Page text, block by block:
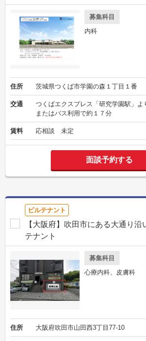
募集科目
内科
住所 茨城県つくば市学園の森１丁目１番
交通
つくばエクスプレス「研究学園駅」よ
またはバス利用で約１７分
賃料 応相談 未定
面談予約する
ビルテナント
【大阪府】吹田市にある大通り沿
テナント​
募集科目
心療内科、皮膚科
住所 大阪府吹田市山田西3丁目77-10